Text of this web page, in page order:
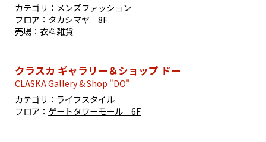
カテゴリ： メンズファッション
フロア： タカシマヤ 8F
売場： 衣料雑貨
クラスカ ギャラリー＆ショップ ドー
CLASKA Gallery & Shop "DO"
カテゴリ： ライフスタイル
フロア： ゲートタワーモール 6F